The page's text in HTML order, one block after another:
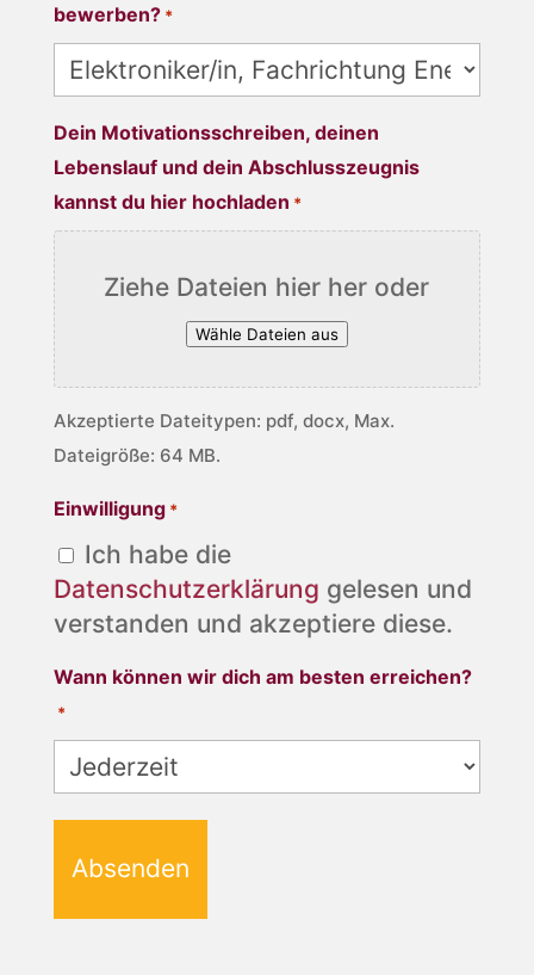
bewerben? *
Dein Motivationsschreiben, deinen
Lebenslauf und dein Abschlusszeugnis
kannst du hier hochladen *
Ziehe Dateien hier her oder
Wähle Dateien aus
Akzeptierte Dateitypen: pdf, docx, Max.
Dateigröße: 64 MB.
Einwilligung *
Ich habe die
Datenschutzerklärung gelesen und
verstanden und akzeptiere diese.
Wann können wir dich am besten erreichen?
*